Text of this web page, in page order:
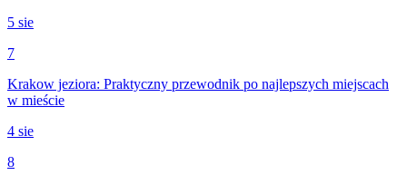
5 sie
7
Krakow jeziora: Praktyczny przewodnik po najlepszych miejscach
w mieście
4 sie
8